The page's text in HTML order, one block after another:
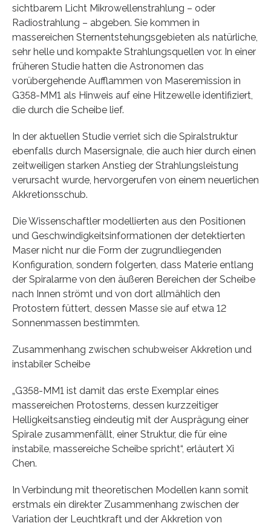
sichtbarem Licht Mikrowellenstrahlung – oder
Radiostrahlung – abgeben. Sie kommen in
massereichen Sternentstehungsgebieten als natürliche,
sehr helle und kompakte Strahlungsquellen vor. In einer
früheren Studie hatten die Astronomen das
vorübergehende Aufflammen von Maseremission in
G358-MM1 als Hinweis auf eine Hitzewelle identifiziert,
die durch die Scheibe lief.
In der aktuellen Studie verriet sich die Spiralstruktur
ebenfalls durch Masersignale, die auch hier durch einen
zeitweiligen starken Anstieg der Strahlungsleistung
verursacht wurde, hervorgerufen von einem neuerlichen
Akkretionsschub.
Die Wissenschaftler modellierten aus den Positionen
und Geschwindigkeitsinformationen der detektierten
Maser nicht nur die Form der zugrundliegenden
Konfiguration, sondern folgerten, dass Materie entlang
der Spiralarme von den äußeren Bereichen der Scheibe
nach Innen strömt und von dort allmählich den
Protostern füttert, dessen Masse sie auf etwa 12
Sonnenmassen bestimmten.
Zusammenhang zwischen schubweiser Akkretion und
instabiler Scheibe
„G358-MM1 ist damit das erste Exemplar eines
massereichen Protosterns, dessen kurzzeitiger
Helligkeitsanstieg eindeutig mit der Ausprägung einer
Spirale zusammenfällt, einer Struktur, die für eine
instabile, massereiche Scheibe spricht“, erläutert Xi
Chen.
In Verbindung mit theoretischen Modellen kann somit
erstmals ein direkter Zusammenhang zwischen der
Variation der Leuchtkraft und der Akkretion von